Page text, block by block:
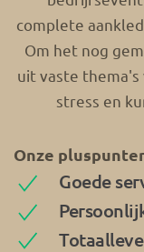
complete
Om het nog
uit vaste thema's
stress en
Onze
Goede